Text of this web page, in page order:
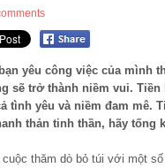
yêu công việc của mình
sẽ trở thành niềm vui.
tình yêu và niềm đam mê.
thản tinh thần, hãy tống
cuộc thăm dò bỏ túi với một